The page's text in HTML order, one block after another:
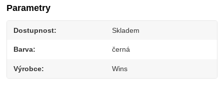
Parametry
Dostupnost Skladem
Barva černá
Výrobce Wins